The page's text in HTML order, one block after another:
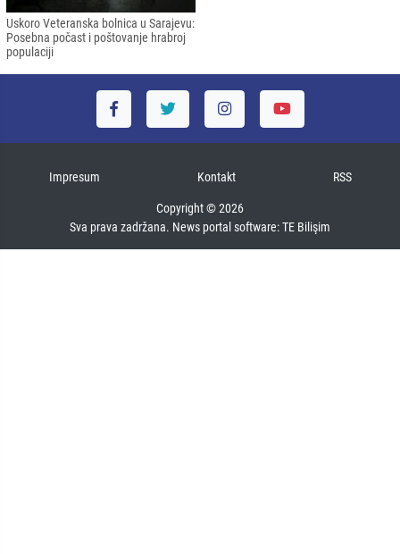
Uskoro Veteranska bolnica u Sarajevu:
Posebna počast i poštovanje hrabroj
populaciji
Impresum Kontakt RSS
Copyright © 2026
Sva prava zadržana. News portal software:TE Bilişim